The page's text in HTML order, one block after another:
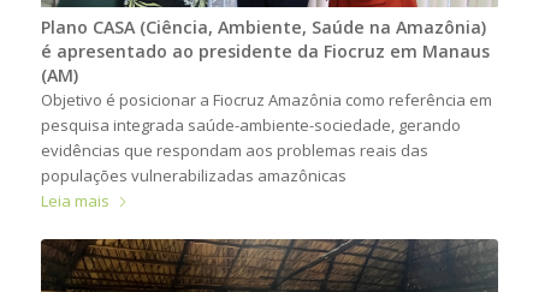
Plano CASA (Ciência, Ambiente, Saúde na Amazônia)
é apresentado ao presidente da Fiocruz em Manaus
(AM)
Objetivo é posicionar a Fiocruz Amazônia como referência em
pesquisa integrada saúde-ambiente-sociedade, gerando
evidências que respondam aos problemas reais das
populações vulnerabilizadas amazônicas
Leia mais